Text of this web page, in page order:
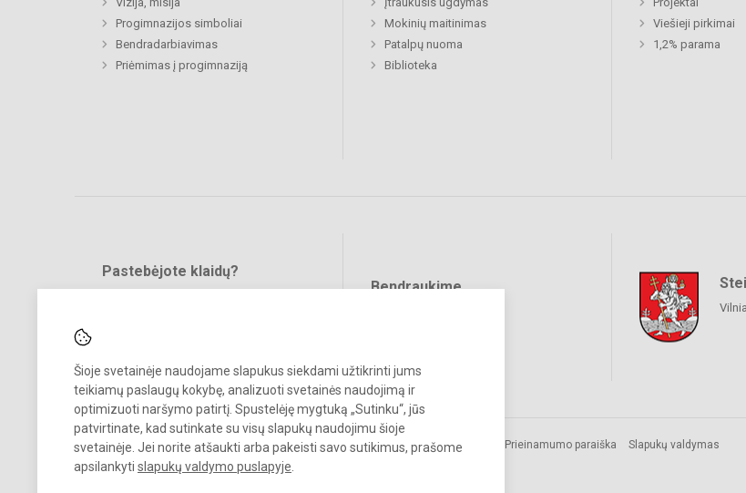
Šioje svetainėje naudojame slapukus siekdami užtikrinti jums
teikiamų paslaugų kokybę, analizuoti svetainės naudojimą ir
optimizuoti naršymo patirtį. Spustelėję mygtuką „Sutinku“, jūs
patvirtinate, kad sutinkate su visų slapukų naudojimu šioje
svetainėje. Jei norite atšaukti arba pakeisti savo sutikimus, prašome
apsilankyti slapukų valdymo puslapyje
Progimnazijos simboliai
Bendradarbiavimas
Priėmimas į progimnaziją
Mokinių maitinimas
Patalpų nuoma
Biblioteka
Viešieji pirkimai
1,2% parama
Pastebėjote klaidų?
Bendraukime
© 2023. Vilniaus Barboros Radvilaitės progimnazija. Visos teisės
saugomos.
Kopijuoti turinį be raštiško įstaigos administracijos sutikimo griežtai
Prieinamumo paraiška Slapukų valdymas